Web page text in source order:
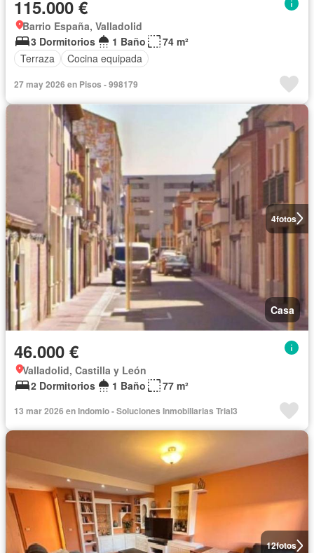
115.000 €
Barrio España, Valladolid
3 Dormitorios
1 Baño
74 m²
Terraza
Cocina equipada
27 may 2026 en Pisos - 998179
4fotos
Casa
46.000 €
Valladolid, Castilla y León
2 Dormitorios
1 Baño 77 m²
13 mar 2026 en Indomio - Soluciones Inmobiliarias Trial3
12fotos